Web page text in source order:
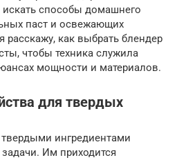
искать способы домашнего
паст и освежающих
расскажу, как выбрать блендер
чтобы техника служила
мощности и материалов.
для твердых
ингредиентами
Им приходится